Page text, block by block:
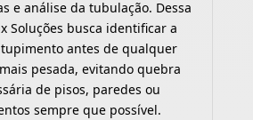
e análise da tubulação. Dessa
Soluções busca identificar a
antes de qualquer
pesada, evitando quebra
de pisos, paredes ou
sempre que possível.